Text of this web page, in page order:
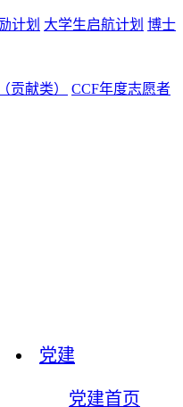
计划 大学生启航计划 博士
贡献类）
CCF年度志愿者
党建
党建首页